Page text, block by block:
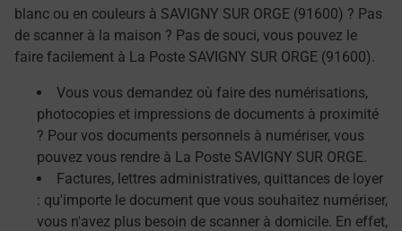
blanc ou en couleurs à SAVIGNY SUR ORGE (91600) ? Pas
de scanner à la maison ? Pas de souci, vous pouvez le
faire facilement à La Poste SAVIGNY SUR ORGE (91600).
Vous vous demandez où faire des numérisations,
photocopies et impressions de documents à proximité
? Pour vos documents personnels à numériser, vous
pouvez vous rendre à La Poste SAVIGNY SUR ORGE.
Factures, lettres administratives, quittances de loyer
: qu'importe le document que vous souhaitez numériser,
vous n'avez plus besoin de scanner à domicile. En effet,